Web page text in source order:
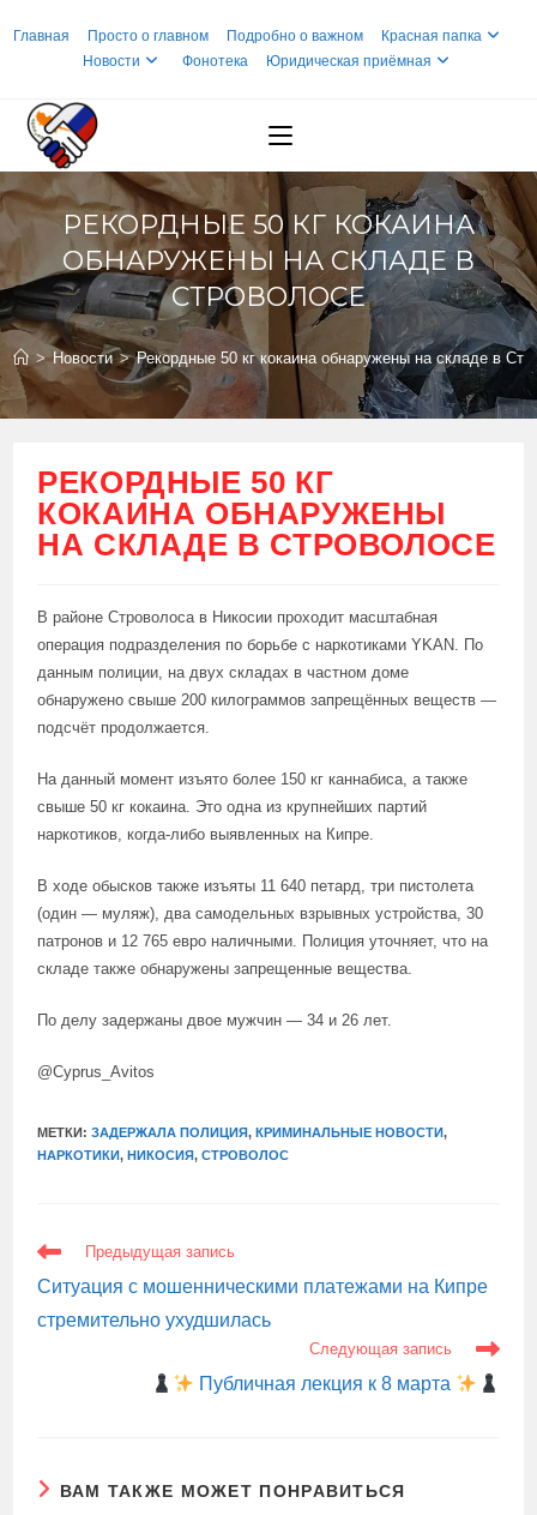
Главная Просто о главном Подробно о важном
Красная папка
Новости
Фонотека Юридическая приёмная
РЕКОРДНЫЕ 50 КГ КОКАИНА
ОБНАРУЖЕНЫ НА СКЛАДЕ В
СТРОВОЛОСЕ
> Новости > Рекордные 50 кг кокаина обнаружены на складе в
РЕКОРДНЫЕ 50 КГ
КОКАИНА ОБНАРУЖЕНЫ
НА СКЛАДЕ В СТРОВОЛОСЕ
В районе Строволоса в Никосии проходит масштабная
операция подразделения по борьбе с наркотиками YKAN. По
данным полиции, на двух складах в частном доме
обнаружено свыше 200 килограммов запрещённых веществ —
подсчёт продолжается.
На данный момент изъято более 150 кг каннабиса, а также
свыше 50 кг кокаина. Это одна из крупнейших партий
наркотиков, когда-либо выявленных на Кипре.
В ходе обысков также изъяты 11 640 петард, три пистолета
(один — муляж), два самодельных взрывных устройства, 30
патронов и 12 765 евро наличными. Полиция уточняет, что на
складе также обнаружены запрещенные вещества.
По делу задержаны двое мужчин — 34 и 26 лет.
@Cyprus_Avitos
МЕТКИ:ЗАДЕРЖАЛА ПОЛИЦИЯ, КРИМИНАЛЬНЫЕ НОВОСТИ,
НАРКОТИКИ, НИКОСИЯ, СТРОВОЛОС
ЕЩЕ
СТАТЬИ
Предыдущая запись
Ситуация с мошенническими платежами на Кипре
стремительно ухудшилась
Следующая запись
Публичная лекция к 8 марта
ВАМ ТАКЖЕ МОЖЕТ ПОНРАВИТЬСЯ